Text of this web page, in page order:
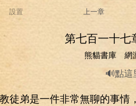
設置 上一章
第七百一十七
熊貓書庫 網
🔊點這
是一件非常無聊的事情，